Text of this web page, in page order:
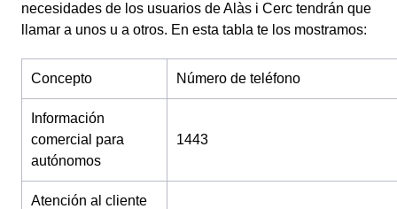
necesidades de los usuarios de Alàs i Cerc tendrán que
llamar a unos u a otros. En esta tabla te los mostramos:
Concepto Número de teléfono
Información
comercial para
autónomos
1443
Atención al cliente